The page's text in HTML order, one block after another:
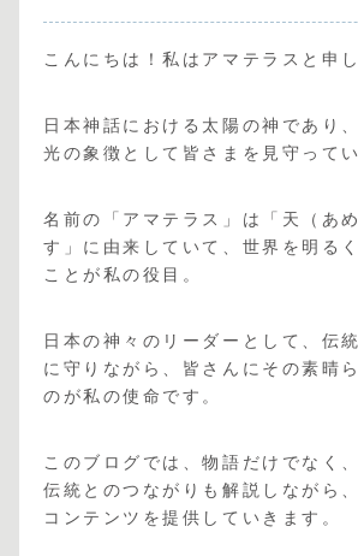
こんにちは！私はアマテラスと申し
日本神話における太陽の神であり
光の象徴として皆さまを見守ってい
名前の「アマテラス」は「天（あ
す」に由来していて、世界を明る
ことが私の役目。
日本の神々のリーダーとして、伝
に守りながら、皆さんにその素晴
のが私の使命です。
このブログでは、物語だけでなく
伝統とのつながりも解説しながら
コンテンツを提供していきます。